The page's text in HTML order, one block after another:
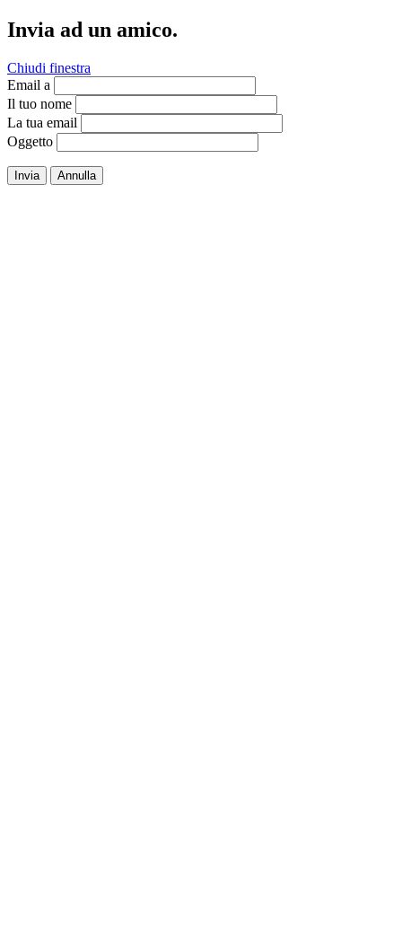
Invia ad un amico.
Chiudi finestra
Email a
Il tuo nome
La tua email
Oggetto
Invia Annulla